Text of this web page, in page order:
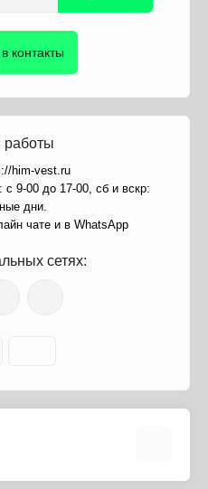
контакты
работы
him-vest.ru
с 9-00 до 17-00, сб и вскр:
дни.
чате и в WhatsApp
сетях: